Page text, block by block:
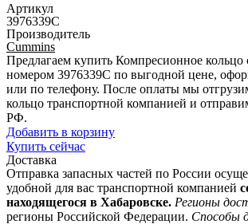
Артикул
3976339C
Производитель
Cummins
Предлагаем купить Компресионное
номером 3976339C по выгодной цене,
или по телефону. После оплаты мы
кольцо транспортной компанией и
РФ.
Добавить в корзину
Купить сейчас
Доставка
Отправка запасных частей по России
удобной для вас транспортной компанией
находящегося в Хабаровске. Регионы
регионы Российской Федерации. Способы